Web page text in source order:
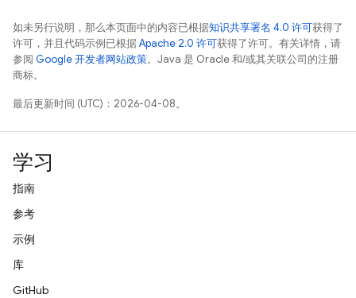
如未另行说明，那么本页面中的内容已根据知识共享署名 4.0 许可获得了
许可，并且代码示例已根据Apache 2.0 许可获得了许可。有关详情，请
参阅 Google 开发者网站政策。Java 是 Oracle 和/或其关联公司的注册
商标。
最后更新时间 (UTC)：2026-04-08。
学习
指南
参考
示例
库
GitHub